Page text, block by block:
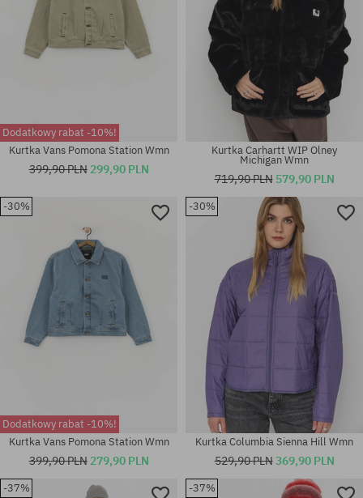
Dostępne rozmiary:
Dostępne rozmiary:
Dodatkowy rabat -10%!
Kurtka Vans Pomona Station Wmn
399,90 PLN 299,90 PLN
Kurtka Carhartt WIP Olney
Michigan Wmn
719,90 PLN 579,90 PLN
-30%
Dodatkowy rabat -10%!
Kurtka Vans Pomona Station Wmn
399,90 PLN 279,90 PLN
-30%
Kurtka Columbia Sienna Hill Wmn
529,90 PLN369,90 PLN
-37% -37%